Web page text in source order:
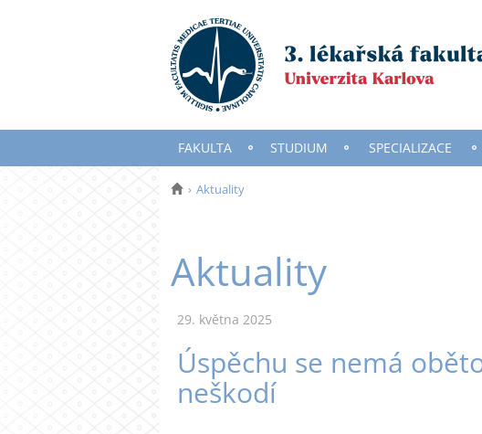
FAKULTA STUDIUM SPECIALIZACE
Aktuality
Aktuality
29. května 2025
Úspěchu se nemá
neškodí